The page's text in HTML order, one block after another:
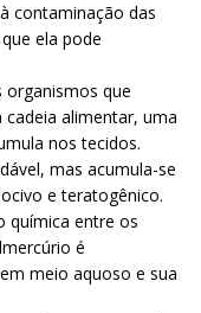
contaminação das
ela pode
organismos que
alimentar, uma
nos tecidos.
mas acumula-se
e teratogênico.
química entre os
é
meio aquoso e sua